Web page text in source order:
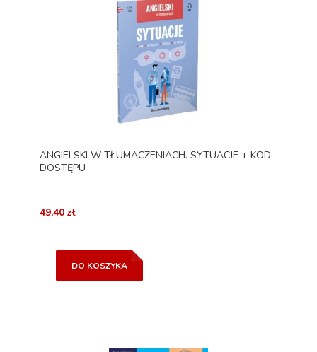
ANGIELSKI W TŁUMACZENIACH. SYTUACJE + KOD
DOSTĘPU
49,40 zł
DO KOSZYKA